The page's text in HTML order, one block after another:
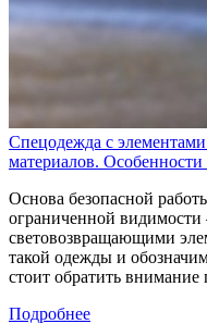
Спецодежда с
материалов. Особенности
Основа безопасной
ограниченной
световозвращающими
такой одежды и
стоит обратить внимание
Подробнее